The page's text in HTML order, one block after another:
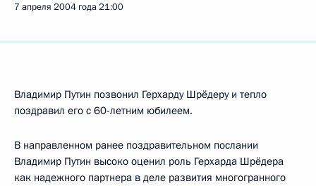
7 апреля 2004 года21:00
Владимир Путин позвонил Герхарду Шрёдеру и тепло
поздравил его с 60-летним юбилеем.
В направленном ранее поздравительном послании
Владимир Путин высоко оценил роль Герхарда Шрёдера
как надежного партнера в деле развития многогранного